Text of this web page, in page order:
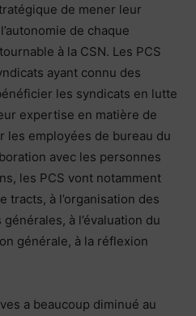
de mener leur
de chaque
à la CSN. Les PCS
ayant connu des
les syndicats en lutte
expertise en matière de
les employées de bureau du
avec les personnes
les PCS vont notamment
tracts, à l’organisation des
à l’évaluation du
générale, à la réflexion
a beaucoup diminué au